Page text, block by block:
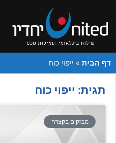
דף הבית » ייפוי כוח
תגית: ייפוי כוח
מבזקים בקצרה